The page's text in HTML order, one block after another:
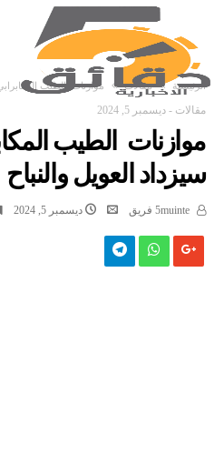
‫الرئيسية‬ مقالات موازنات الطيب
مقالات - ديسمبر 5, 2024
موازنات الطيب
سيزداد العويل والنباح
ديسمبر 5, 2024